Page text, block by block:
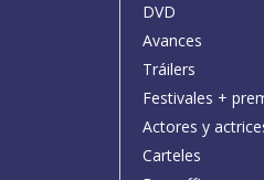
DVD
Avances
Tráilers
Festivales +
Actores y
Carteles